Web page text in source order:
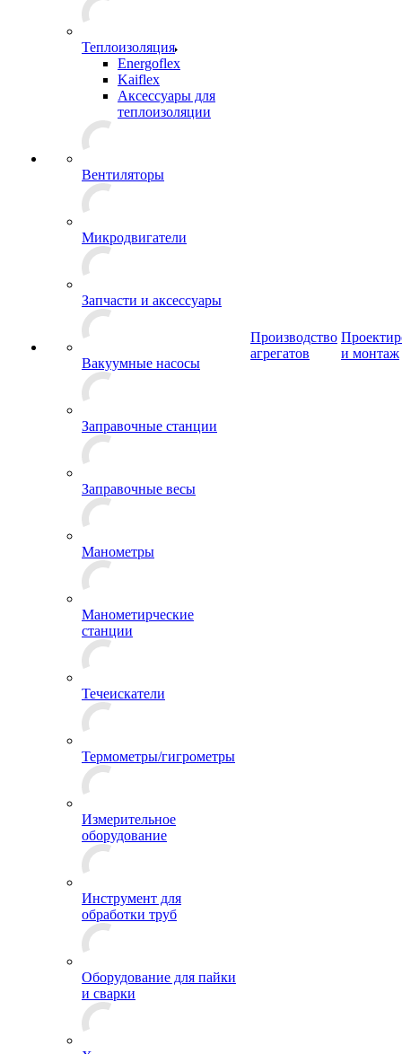
Теплоизоляция
Energoflex
Kaiflex
Аксессуары для
теплоизоляции
Вентиляторы
Микродвигатели
Запчасти и аксессуары
Вакуумные насосы
Заправочные станции
Заправочные весы
Манометры
Манометирческие
станции
Течеискатели
Термометры/гигрометры
Измерительное
оборудование
Инструмент для
обработки труб
Оборудование для пайки
и сварки
Производство
агрегатов
и монтаж